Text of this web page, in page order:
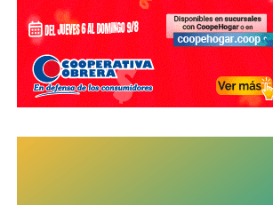
Fuente: El Litoral